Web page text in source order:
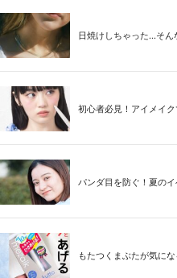
日焼けしちゃった...そ
初心者必見！アイメイ
パンダ目を防ぐ！夏の
もたつくまぶたが気に